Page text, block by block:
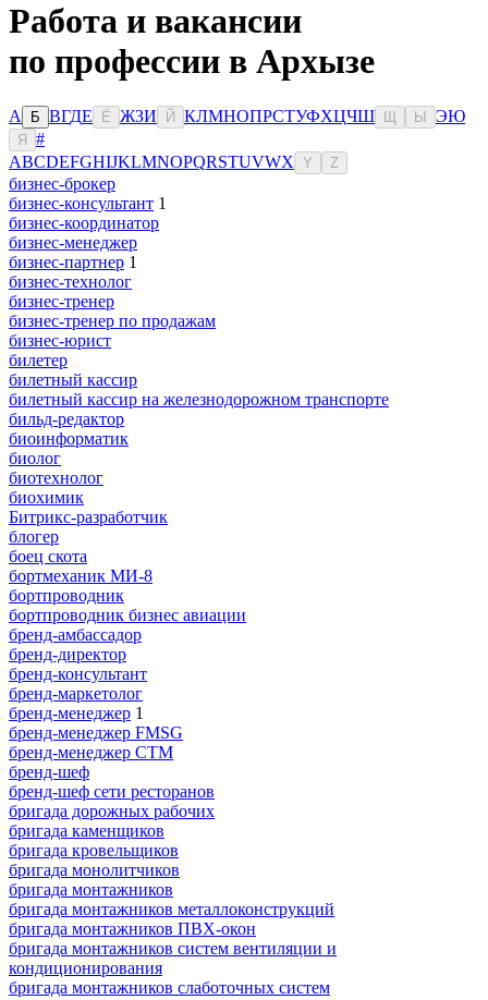
Работа и вакансии
по профессии в Архызе
А Б ВГДЕ Ё ЖЗИ Й КЛМНОПРСТУФХЦЧШ Ы ЭЮ
Я
#
ABCDEFGHIJKLMNOPQRSTUVWX Y Z
бизнес-брокер
бизнес-консультант 1
бизнес-координатор
бизнес-менеджер
бизнес-партнер 1
бизнес-технолог
бизнес-тренер
бизнес-тренер по продажам
бизнес-юрист
билетер
билетный кассир
билетный кассир на железнодорожном транспорте
бильд-редактор
биоинформатик
биолог
биотехнолог
биохимик
Битрикс-разработчик
блогер
боец скота
бортмеханик МИ-8
бортпроводник
бортпроводник бизнес авиации
бренд-амбассадор
бренд-директор
бренд-консультант
бренд-маркетолог
бренд-менеджер 1
бренд-менеджер FMSG
бренд-менеджер СТМ
бренд-шеф
бренд-шеф сети ресторанов
бригада дорожных рабочих
бригада каменщиков
бригада кровельщиков
бригада монолитчиков
бригада монтажников
бригада монтажников металлоконструкций
бригада монтажников ПВХ-окон
бригада монтажников систем вентиляции и
кондиционирования
бригада монтажников слаботочных систем